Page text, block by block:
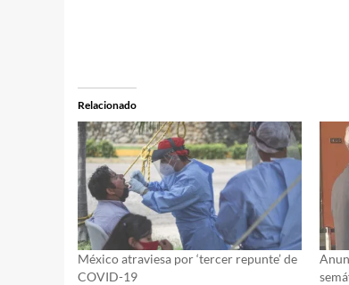
Relacionado
México atraviesa por ‘tercer repunte’ de
COVID-19